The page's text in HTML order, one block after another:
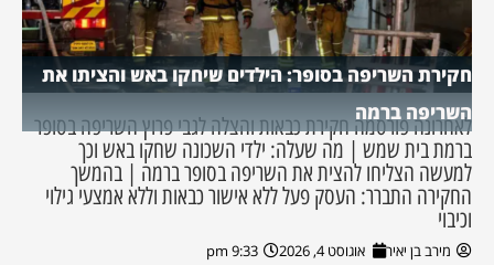
חקירת השריפה בסופר: הילדים שיחקו באש והציתו את
השריפה ברמה
לאחרונה פורסמה חקירת כבאות והצלה לגבי פרוץ השריפה בסופר
ברמת בית שמש | מה שעלה: ילדי השכונה שחקו באש וכך
למעשה הצליחו להצית את השריפה בסופר ברמה | בהמשך
החקירה התברר: העסק פעל ללא אישור כבאות וללא אמצעי גילוי
וכיבוי
מירב בן יאיר אוגוסט 4, 2026 9:33 pm